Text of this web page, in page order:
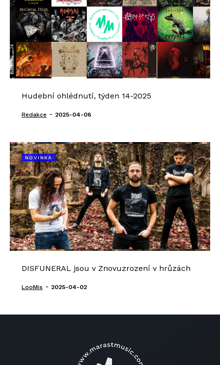
Hudební ohlédnutí, týden 14-2025
Redakce - 2025-04-06
NOVINKA
DISFUNERAL jsou v Znovuzrození v hrůzách
LooMis - 2025-04-02